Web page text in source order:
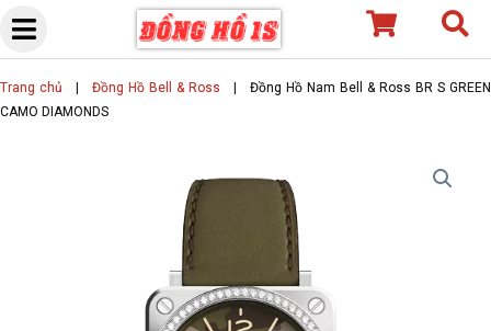
Skip
content
Trang chủ Đồng Hồ Bell & Ross
Đồng Hồ Nam Bell & Ross BR S GREEN
CAMO DIAMONDS